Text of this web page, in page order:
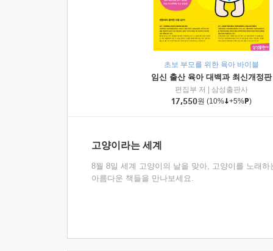
초보 부모를 위한 육아 바이블
임신 출산 육아 대백과 최신개정판
편집부 저
삼성출판사
17,550원 (10% +5% )
고양이라는 세계
8월 8일 세계 고양이의 날을 맞아, 고양이를 노래하
아름다운 책들을 만나보세요.